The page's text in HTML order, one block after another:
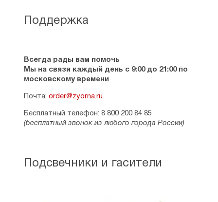
Поддержка
Всегда рады вам помочь
Мы на связи каждый день с 9:00 до 21:00 по
московскому времени
Почта: order@zyorna.ru
Бесплатный телефон: 8 800 200 84 85
(бесплатный звонок из любого города России)
Подсвечники и гасители